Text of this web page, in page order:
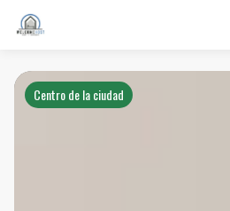
Centro de la ciudad